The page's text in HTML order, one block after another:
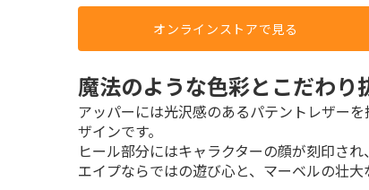
オンラインストアで見る
魔法のような色彩とこだわり
アッパーには光沢感のあるパテントレザー
ザインです。
ヒール部分にはキャラクターの顔が刻印さ
エイプならではの遊び心と、マーベルの壮